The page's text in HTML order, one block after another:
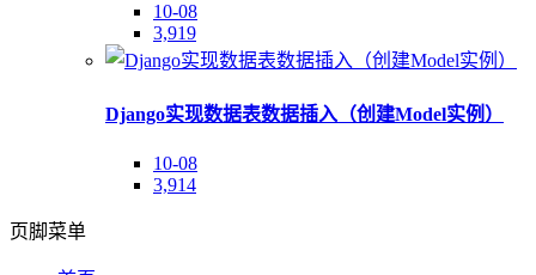
10-08
3,919
Django实现数据表数据插入（创建Model实例）
10-08
3,914
页脚菜单